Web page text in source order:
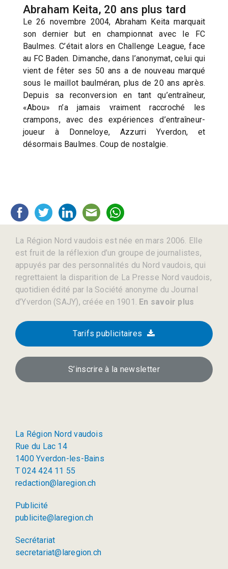
Abraham Keita, 20 ans plus tard
Le 26 novembre 2004, Abraham Keita marquait
son dernier but en championnat avec le FC
Baulmes. C’était alors en Challenge League, face
au FC Baden. Dimanche, dans l’anonymat, celui qui
vient de fêter ses 50 ans a de nouveau marqué
sous le maillot baulméran, plus de 20 ans après.
Depuis sa reconversion en tant qu’entraîneur,
«Abou» n’a jamais vraiment raccroché les
crampons, avec des expériences d’entraîneur-
joueur à Donneloye, Azzurri Yverdon, et
désormais Baulmes. Coup de nostalgie.
La Région Nord vaudois est née en mars 2006. Elle
est fruit de la réflexion d’un groupe de journalistes,
appuyés par des personnalités du Nord vaudois, qui
regrettaient la disparition de La Presse Nord vaudois,
quotidien édité par la Société anonyme du Journal
d’Yverdon (SAJY), créée en 1901. En savoir plus
Tarifs publicitaires
S’inscrire à la newsletter
La Région Nord vaudois
Rue du Lac 14
1400 Yverdon-les-Bains
T 024 424 11 55
redaction@laregion.ch
Publicité
publicite@laregion.ch
Secrétariat
secretariat@laregion.ch